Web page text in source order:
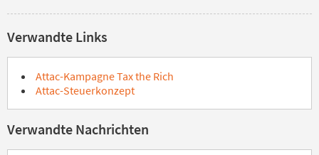
Verwandte Links
Attac-Kampagne Tax the Rich
Attac-Steuerkonzept
Verwandte Nachrichten